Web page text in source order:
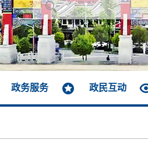
政务服务 政民互动